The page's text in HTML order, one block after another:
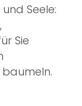
Seele:
Sie
baumeln.